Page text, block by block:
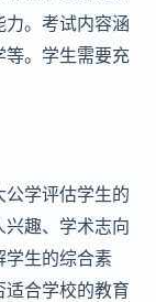
。考试内容涵
等。学生需要充
学评估学生的
趣、学术志向
学生的综合素
合学校的教育